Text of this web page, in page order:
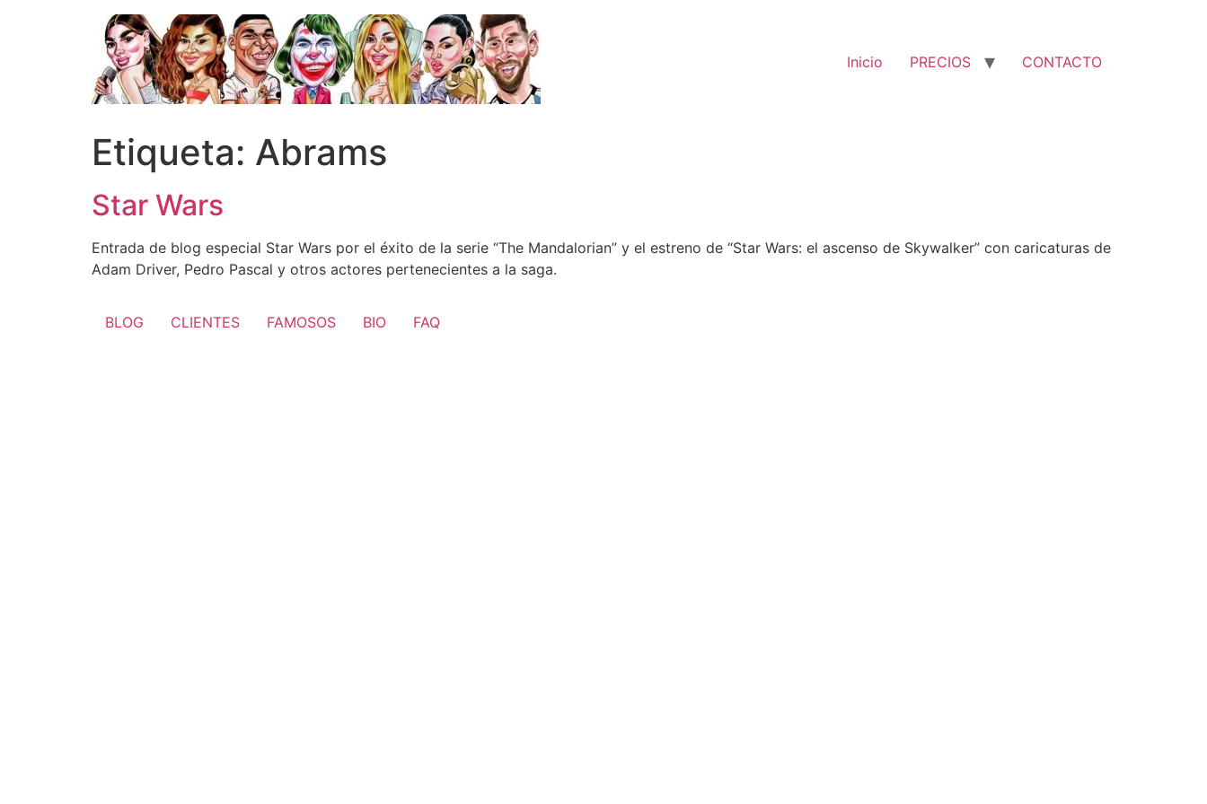
Inicio PRECIOS CONTACTO
Etiqueta: Abrams
Star Wars
Entrada de blog especial Star Wars por el éxito de la serie “The Mandalorian” y el estreno de “Star Wars: el ascenso de Skywalker” con caricaturas de
Adam Driver, Pedro Pascal y otros actores pertenecientes a la saga.
BLOG CLIENTES FAMOSOS BIO FAQ